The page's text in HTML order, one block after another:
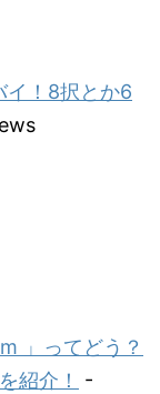
！8択とか6
」ってどう？
紹介！
-